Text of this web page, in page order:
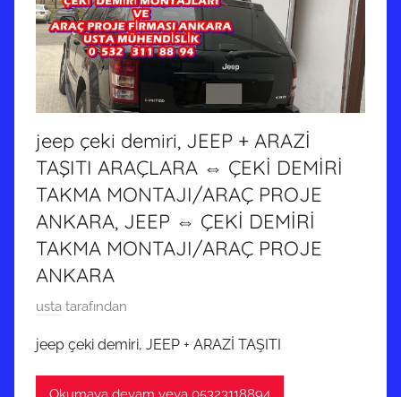
jeep çeki demiri, JEEP + ARAZİ
TAŞITI ARAÇLARA ⇔ ÇEKİ DEMİRİ
TAKMA MONTAJI/ARAÇ PROJE
ANKARA, JEEP ⇔ ÇEKİ DEMİRİ
TAKMA MONTAJI/ARAÇ PROJE
ANKARA
2
O
c
usta tarafından
jeep çeki demiri, JEEP + ARAZİ TAŞITI